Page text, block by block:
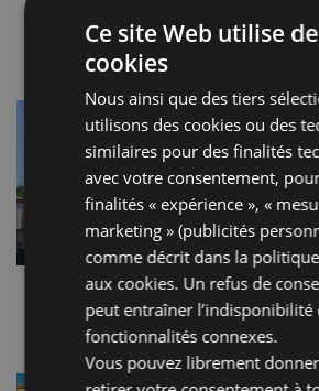
honneur du
Lire la
PIAZZA
Deuxième
romaine, la
rôle
Moyen Age.
et cafés, de
d’édifices
comme les
Lire la
Ce site Web utilise
cookies
Nous ainsi que des tiers
utilisons des cookies ou des
similaires pour des finalités
avec votre consentement,
finalités « expérience », «
marketing » (publicités
comme décrit dans la
aux cookies. Un refus de
peut entraîner l’indisponibilité
fonctionnalités connexes.
Vous pouvez librement